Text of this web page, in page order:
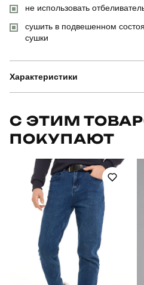
не использовать
сушить в подвешенном
сушки
Характеристики
Модель
Артикул
Призначення
Склад тканини
С ЭТИМ
ПОКУПАЮТ